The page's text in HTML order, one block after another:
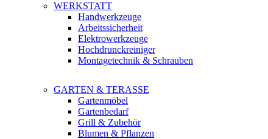
WERKSTATT
Handwerkzeuge
Arbeitssicherheit
Elektrowerkzeuge
Hochdrunckreiniger
Montagetechnik & Schrauben
GARTEN & TERASSE
Gartenmöbel
Gartenbedarf
Grill & Zubehör
Blumen & Pflanzen